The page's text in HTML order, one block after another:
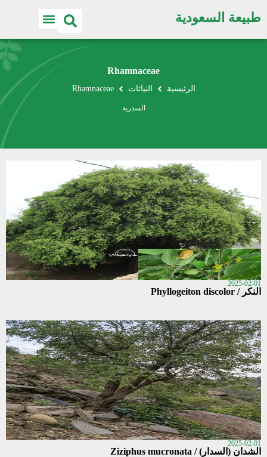
طبيعة السعودية
Rhamnaceae
الرئيسية النباتات Rhamnaceae
السدرية
2025-02-01
النكر / Phyllogeiton discolor
2025-02-01
الشدان (السدار) / Ziziphus mucronata